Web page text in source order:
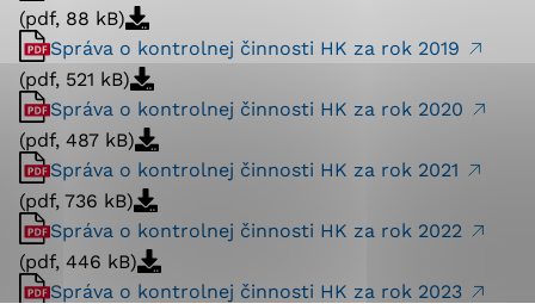
(pdf, 88 kB)
Správa o kontrolnej činnosti HK za rok 2019
(pdf, 521 kB)
Správa o kontrolnej činnosti HK za rok 2020
(pdf, 487 kB)
Správa o kontrolnej činnosti HK za rok 2021
(pdf, 736 kB)
Správa o kontrolnej činnosti HK za rok 2022
(pdf, 446 kB)
Správa o kontrolnej činnosti HK za rok 2023
stránke a prístup k zabezpečeným oblastiam webovej
stránky. Bez týchto súborov cookie nemôže web
správne fungovať.
Analytické cookies
Analytické cookies pomáhajú prevádzkovateľovi stránok
pochopiť, ako návštevníci stránok stránku používajú,
aby mohol stránky optimalizovať a ponúknuť im lepšiu
skúsenosť. Všetky dáta sa zbierajú anonymne a nie je
možné ich spojiť s konkrétnou osobou.